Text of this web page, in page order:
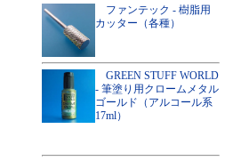
ファンテック - 樹脂用
カッター（各種）
GREEN STUFF WORLD
- 筆塗り用クロームメタル
ゴールド（アルコール系
17ml）